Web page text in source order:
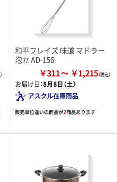
和平フレイズ 味道 マドラー
泡立 AD-156
￥311 ￥1,215
お届け日：8月8日（土）
アスクル在庫商品
販売単位違いの商品が2商品あります